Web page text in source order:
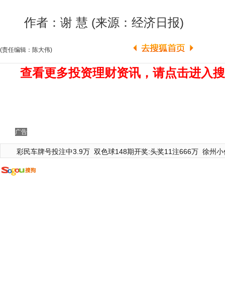
作者：谢 慧 (来源：经济日报)
(责任编辑：陈大伟)
查看更多投资理财资讯，请点击进入
广告
彩民车牌号投注中3.9万 双色球148期开奖:头奖11注666万 徐州